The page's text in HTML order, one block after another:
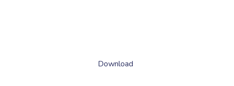
Download